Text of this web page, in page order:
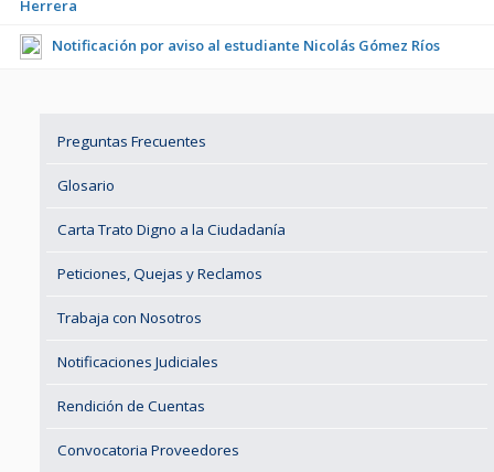
Herrera
Notificación por aviso al estudiante Nicolás Gómez Ríos
Preguntas Frecuentes
Glosario
Carta Trato Digno a la Ciudadanía
Peticiones, Quejas y Reclamos
Trabaja con Nosotros
Notificaciones Judiciales
Rendición de Cuentas
Convocatoria Proveedores